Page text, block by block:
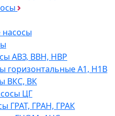
АВЗ, ВВН, НВР
горизонтальные А1, Н1В
ВКС, ВК
ЦГ
ГРАТ, ГРАН, ГРАК